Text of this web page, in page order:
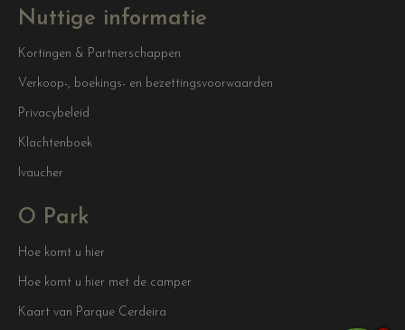
Nuttige informatie
Kortingen & Partnerschappen
Verkoop-, boekings- en bezettingsvoorwaarden
Privacybeleid
Klachtenboek
Ivaucher
O Park
Hoe komt u hier
Hoe komt u hier met de camper
Kaart van Parque Cerdeira